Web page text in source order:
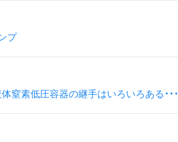
プ
素低圧容器の継手はいろいろある・・・